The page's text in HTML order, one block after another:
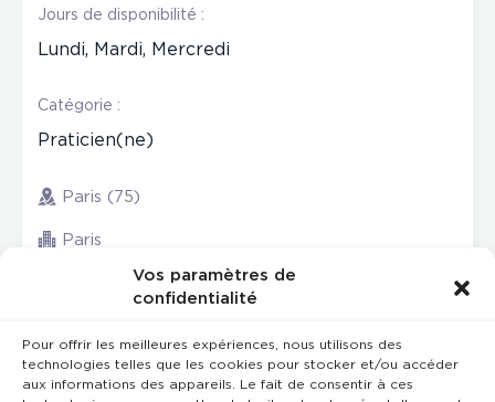
Vos paramètres de
confidentialité
Pour offrir les meilleures expériences, nous utilisons des
technologies telles que les cookies pour stocker et/ou accéder
aux informations des appareils. Le fait de consentir à ces
Jours de disponibilité :
Lundi, Mardi, Mercredi
Catégorie :
Praticien(ne)
Paris (75)
Paris